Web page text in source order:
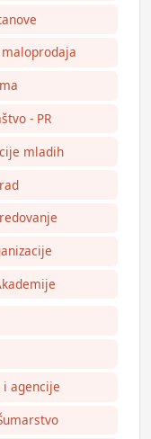
- PR
mladih
agencije